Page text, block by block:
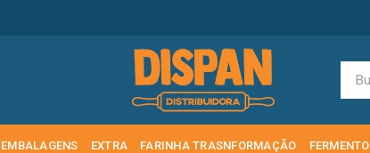
EMBALAGENS EXTRA FARINHA TRASNFORMAÇÃO FERMENTO